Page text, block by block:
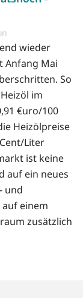
wieder
Anfang Mai
So
im
€uro/100
Heizölpreise
Liter
ist keine
auf ein neues
und
einem
zusätzlich